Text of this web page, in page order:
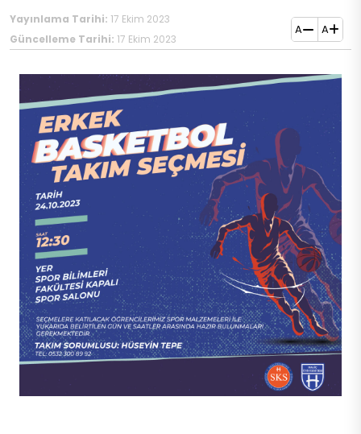
Yayınlama Tarihi: 17 Ekim 2023
Güncelleme Tarihi: 17 Ekim 2023
A A